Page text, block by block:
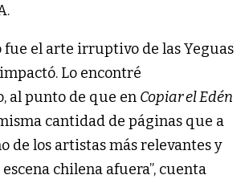
fue el arte irruptivo de las Yeguas
Lo encontré
al punto de que en Copiar el Edén
cantidad de páginas que a
de los artistas más relevantes y
chilena afuera”, cuenta